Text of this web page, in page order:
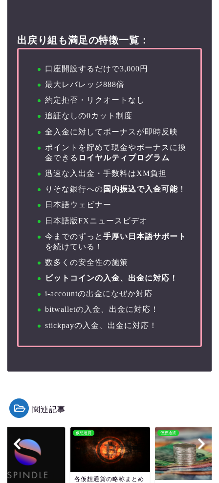
出戻り組も満足の特徴一覧：
口座開設するだけで3,000円
最大レバレッジ888倍
約定拒否・リクオートなし
追証なしの0カット制度
全入金に対してボーナスが即時反映
ポイントを貯めて現金やボーナスに換
金できる ロイヤルティプログラム
迅速な入出金・手数料はXM負担
りそな銀行への 国内振込で入金可能 ！
日本語ウェビナー
日本語版FXニュースビデオ
今までのずっと 手厚い日本語サポート
を続けている！
数多くの安全性の施策
ビットコインの入金、出金に対応！
i-accountの出金になぜか対応
bitwalletの入金、出金に対応！
stickpayの入金、出金に対応！
関連記事
仮想通貨
各仮想通貨の略称まとめ
仮想通貨